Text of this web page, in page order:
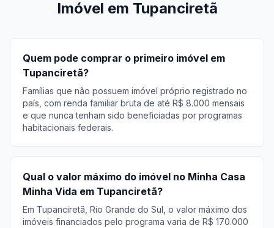
Imóvel em Tupanciretã
Quem pode comprar o primeiro imóvel em
Tupanciretã?
Famílias que não possuem imóvel próprio registrado no
país, com renda familiar bruta de até R$ 8.000 mensais
e que nunca tenham sido beneficiadas por programas
habitacionais federais.
Qual o valor máximo do imóvel no Minha Casa
Minha Vida em Tupanciretã?
Em Tupanciretã, Rio Grande do Sul, o valor máximo dos
imóveis financiados pelo programa varia de R$ 170.000